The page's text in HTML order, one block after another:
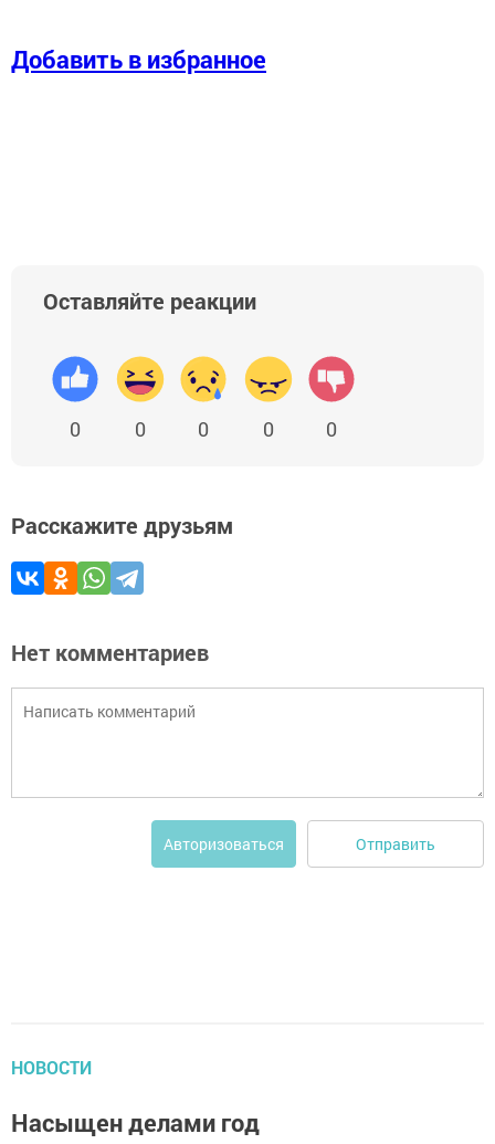
Добавить в избранное
Оставляйте реакции
0 0 0 0 0
Расскажите друзьям
Нет комментариев
Авторизоваться Отправить
НОВОСТИ
Насыщен делами год